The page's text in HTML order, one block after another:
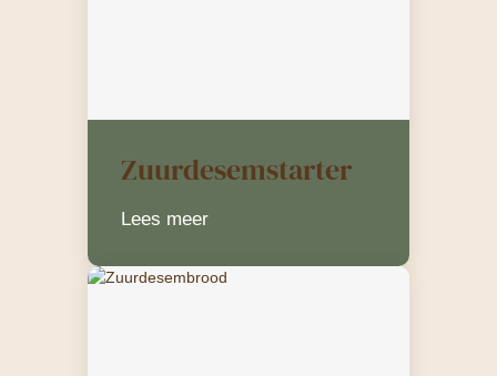
Zuurdesemstarter
Lees meer